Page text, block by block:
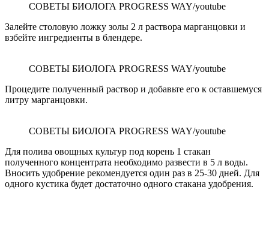
СОВЕТЫ БИОЛОГА PROGRESS WAY/youtube
Залейте столовую ложку золы 2 л раствора марганцовки и
взбейте ингредиенты в блендере.
СОВЕТЫ БИОЛОГА PROGRESS WAY/youtube
Процедите полученный раствор и добавьте его к оставшемуся
литру марганцовки.
СОВЕТЫ БИОЛОГА PROGRESS WAY/youtube
Для полива овощных культур под корень 1 стакан
полученного концентрата необходимо развести в 5 л воды.
Вносить удобрение рекомендуется один раз в 25-30 дней. Для
одного кустика будет достаточно одного стакана удобрения.